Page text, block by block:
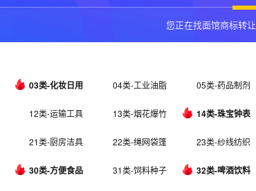
您正在找面馆商标转让
03类-化妆日用 04类-工业油脂 05类-药品制剂
12类-运输工具 13类-烟花爆竹 14类-珠宝钟表
21类-厨房洁具 22类-绳网袋篷 23类-纱线纺织
30类-方便食品 31类-饲料种子 32类-啤酒饮料